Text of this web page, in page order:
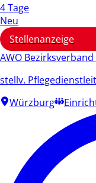
4 Tage
Neu
Stellenanzeige
AWO
stellv.
Würzburg